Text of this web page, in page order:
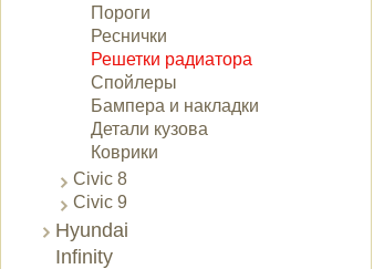
Пороги
Реснички
Решетки радиатора
Спойлеры
Бампера и накладки
Детали кузова
Коврики
Civic 8
Civic 9
Hyundai
Infinity